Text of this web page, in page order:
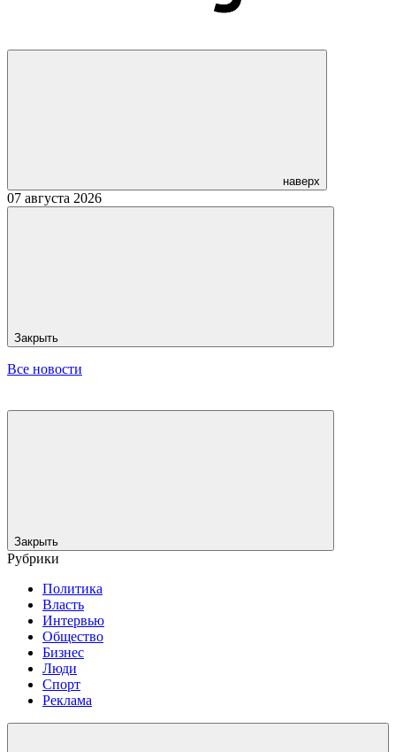
наверх
07 августа 2026
Закрыть
Все новости
Закрыть
Рубрики
Политика
Власть
Интервью
Общество
Бизнес
Люди
Спорт
Реклама